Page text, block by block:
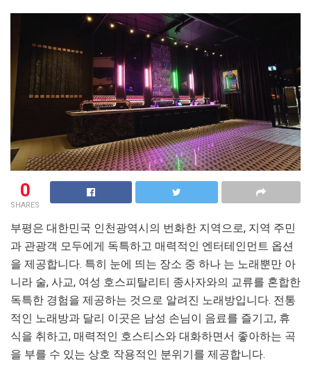
0
SHARES
부평은 대한민국 인천광역시의 번화한 지역으로, 지역 주민
과 관광객 모두에게 독특하고 매력적인 엔터테인먼트 옵션
을 제공합니다. 특히 눈에 띄는 장소 중 하나 는 노래뿐만 아
니라 술, 사교, 여성 호스피탈리티 종사자와의 교류를 혼합한
독특한 경험을 제공하는 것으로 알려진 노래방입니다. 전통
적인 노래방과 달리 이곳은 남성 손님이 음료를 즐기고, 휴
식을 취하고, 매력적인 호스티스와 대화하면서 좋아하는 곡
을 부를 수 있는 상호 작용적인 분위기를 제공합니다.